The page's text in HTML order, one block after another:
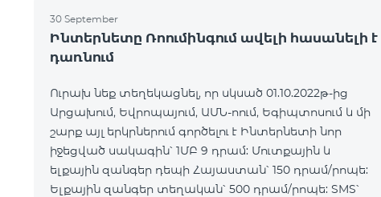
30 September
Ինտերնետը Ռոումինգում ավելի հասանելի է
դառնում
Ուրախ նեք տեղեկացնել, որ սկսած 01.10.2022թ-ից
Արցախում, Եվրոպայում, ԱՄՆ-ոում, Եգիպտոսում և մի
շարք այլ երկրներում գործելու է Ինտերնետի նոր
իջեցված սակագին՝ 1ՄԲ 9 դրամ: Մուտքային և
ելքային զանգեր դեպի Հայաստան՝ 150 դրամ/րոպե:
Ելքային զանգեր տեղական՝ 500 դրամ/րոպե: SMS՝